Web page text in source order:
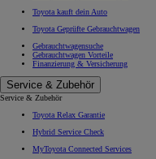
Toyota kauft dein Auto
Toyota Geprüfte Gebrauchtwagen
Gebrauchtwagensuche
Gebrauchtwagen Vorteile
Finanzierung & Versicherung
Service & Zubehör
Service & Zubehör
Toyota Relax Garantie
Hybrid Service Check
MyToyota Connected Services